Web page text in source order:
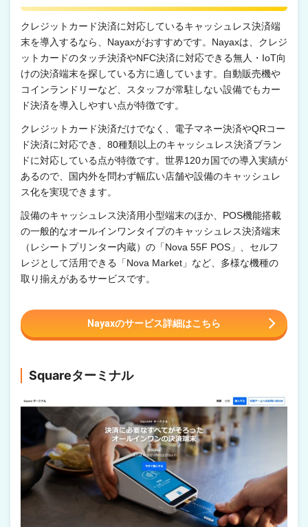
クレジットカード決済に対応しているキャッシュレス決済端
末を導入するなら、Nayaxがおすすめです。Nayaxは、クレジ
ットカードのタッチ決済やNFC決済に対応できる無人・IoT向
けの決済端末を探している方に適しています。自動販売機や
コインランドリーなど、スタッフが常駐しない設備でもカー
ド決済を導入しやすい点が特徴です。
クレジットカード決済だけでなく、電子マネー決済やQRコー
ド決済に対応でき、80種類以上のキャッシュレス決済ブラン
ドに対応している点が特徴です。世界120カ国での導入実績が
あるので、国内外を問わず幅広い店舗や設備のキャッシュレ
ス化を実現できます。
設備のキャッシュレス決済用小型端末のほか、POS機能搭載
の一般的なオールインワンタイプのキャッシュレス決済端末
（レシートプリンター内蔵）の「Nova 55F POS」、セルフ
レジとして活用できる「Nova Market」など、多様な機種の
取り揃えがあるサービスです。
Nayaxのサービス詳細はこちら
Squareターミナル